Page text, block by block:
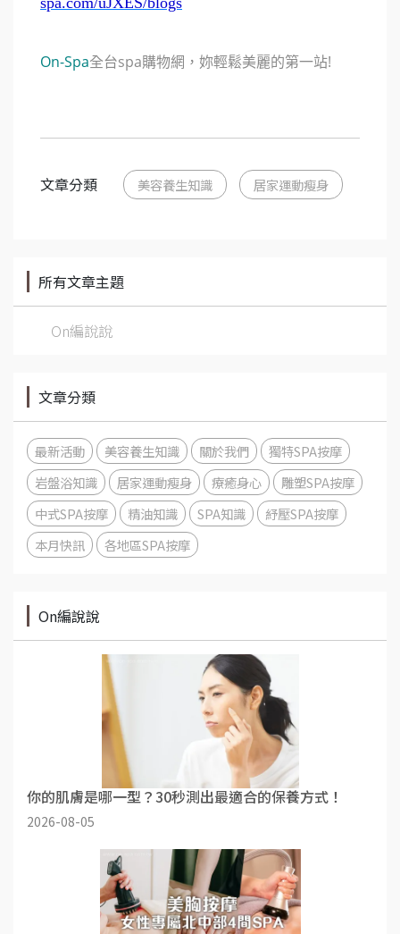
On-Spa全台spa購物網，妳輕鬆美麗的第一站!
文章分類 美容養生知識 居家運動瘦身
所有文章主題
On編說說
文章分類
最新活動 美容養生知識 關於我們
獨特SPA按摩
岩盤浴知識
居家運動瘦身 療癒身心
雕塑SPA按摩
中式SPA按摩
精油知識 SPA知識
紓壓SPA按摩
本月快訊
各地區SPA按摩
On編說說
你的肌膚是哪一型？30秒測出最適合的保養方式！
2026-08-05